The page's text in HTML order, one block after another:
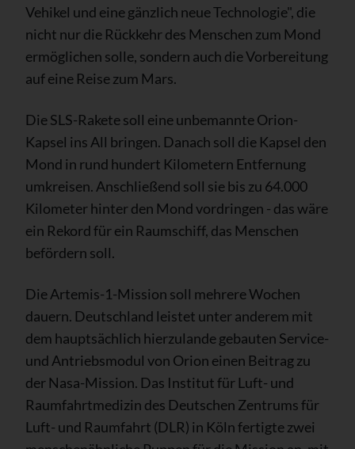
Vehikel und eine gänzlich neue Technologie", die
nicht nur die Rückkehr des Menschen zum Mond
ermöglichen solle, sondern auch die Vorbereitung
auf eine Reise zum Mars.
Die SLS-Rakete soll eine unbemannte Orion-
Kapsel ins All bringen. Danach soll die Kapsel den
Mond in rund hundert Kilometern Entfernung
umkreisen. Anschließend soll sie bis zu 64.000
Kilometer hinter den Mond vordringen - das wäre
ein Rekord für ein Raumschiff, das Menschen
befördern soll.
Die Artemis-1-Mission soll mehrere Wochen
dauern. Deutschland leistet unter anderem mit
dem hauptsächlich hierzulande gebauten Service-
und Antriebsmodul von Orion einen Beitrag zu
der Nasa-Mission. Das Institut für Luft- und
Raumfahrtmedizin des Deutschen Zentrums für
Luft- und Raumfahrt (DLR) in Köln fertigte zwei